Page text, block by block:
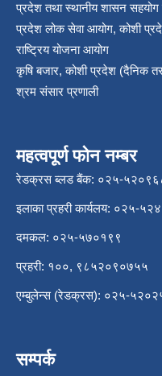
प्रदेश तथा स्थानीय शासन सहयोग
प्रदेश लोक सेवा आयोग, कोशी
राष्ट्रिय योजना आयोग
कृषि बजार, कोशी प्रदेश (दैनिक
श्रम संसार प्रणाली
महत्वपूर्ण फोन नम्बर
रेडक्रस ब्लड बैंक: ०२५-
इलाका प्रहरी कार्यलय: ०२५-
दमकल: ०२५-५७०१९९
प्रहरी: १००, ९८५२०९०७५५
एम्बुलेन्स (रेडक्रस): ०२५-
सम्पर्क